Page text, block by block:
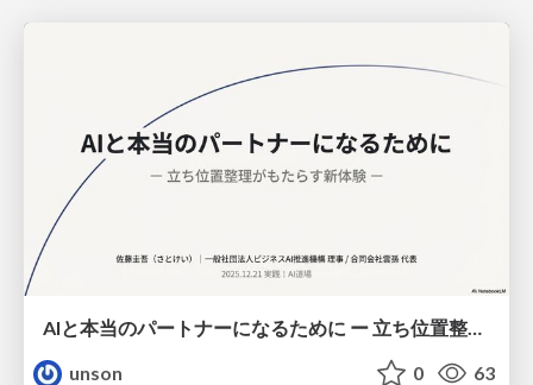
AIと本当のパートナーになるために ー 立ち位置整理がもたらす新体験
unson
0 63